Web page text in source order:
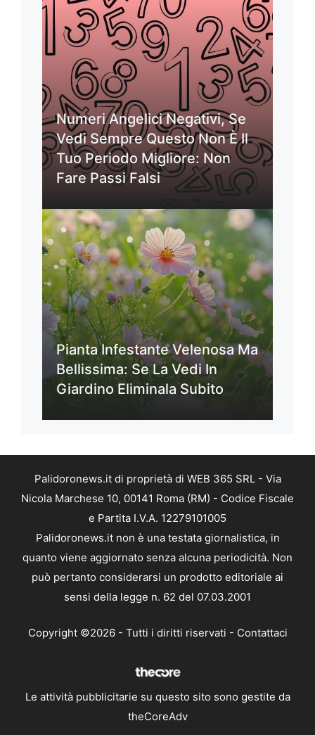
Numeri Angelici Negativi, Se
Vedi Sempre Questo Non È Il
Tuo Periodo Migliore: Non
Fare Passi Falsi
Pianta Infestante Velenosa Ma
Bellissima: Se La Vedi In
Giardino Eliminala Subito
Palidoronews.it di proprietà di WEB 365 SRL - Via
Nicola Marchese 10, 00141 Roma (RM) - Codice Fiscale
e Partita I.V.A. 12279101005
Palidoronews.it non è una testata giornalistica, in
quanto viene aggiornato senza alcuna periodicità. Non
può pertanto considerarsi un prodotto editoriale ai
sensi della legge n. 62 del 07.03.2001
Copyright ©2026 - Tutti i diritti riservati - Contattaci
Le attività pubblicitarie su questo sito sono gestite da
theCoreAdv